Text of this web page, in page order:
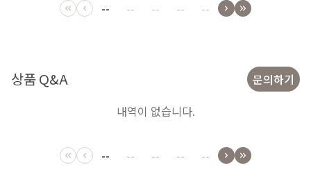
-- -- -- -- --
상품 Q&A
문의하기
내역이 없습니다.
-- -- -- -- --